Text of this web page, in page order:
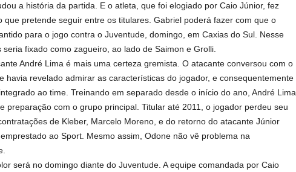
a história da partida. E o atleta, que foi elogiado por Caio Júnior, fez
que pretende seguir entre os titulares. Gabriel poderá fazer com que o
para o jogo contra o Juventude, domingo, em Caxias do Sul. Nesse
fixado como zagueiro, ao lado de Saimon e Grolli.
André Lima é mais uma certeza gremista. O atacante conversou com o
havia revelado admirar as características do jogador, e consequentemente
ao time. Treinando em separado desde o início do ano, André Lima
preparação com o grupo principal. Titular até 2011, o jogador perdeu seu
de Kleber, Marcelo Moreno, e do retorno do atacante Júnior
ao Sport. Mesmo assim, Odone não vê problema na
será no domingo diante do Juventude. A equipe comandada por Caio